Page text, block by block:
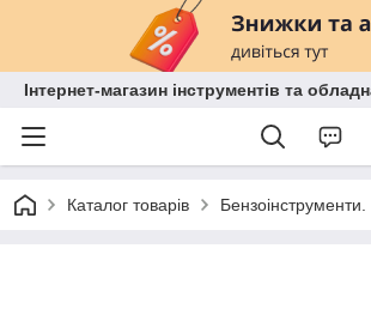
Інтернет-магазин інструментів та
Каталог товарів Бензоінструменти.